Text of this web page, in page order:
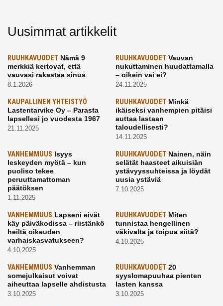
Uusimmat artikkelit
RUUHKAVUODET Nämä 9
merkkiä kertovat, että
vauvasi rakastaa sinua
8.1.2026
RUUHKAVUODETVauvan
nukuttaminen huudattamalla
– oikein vai ei?
24.11.2025
KAUPALLINEN YHTEISTYÖ
Lastentarvike Oy – Parasta
lapsellesi jo vuodesta 1967
21.11.2025
RUUHKAVUODETMinkä
ikäiseksi vanhempien pitäisi
auttaa lastaan
taloudellisesti?
14.11.2025
VANHEMMUUS Isyys
leskeyden myötä – kun
puoliso tekee
peruuttamattoman
päätöksen
1.11.2025
RUUHKAVUODETNainen, näin
selätät haasteet aikuisiän
ystävyyssuhteissa ja löydät
uusia ystäviä
7.10.2025
VANHEMMUUS Lapseni eivät
käy päiväkodissa – riistänkö
heiltä oikeuden
varhaiskasvatukseen?
4.10.2025
RUUHKAVUODETMiten
tunnistaa hengellinen
väkivalta ja toipua siitä?
4.10.2025
VANHEMMUUS Vanhemman
somejulkaisut voivat
aiheuttaa lapselle ahdistusta
3.10.2025
RUUHKAVUODET20
syyslomapuuhaa pienten
lasten kanssa
3.10.2025